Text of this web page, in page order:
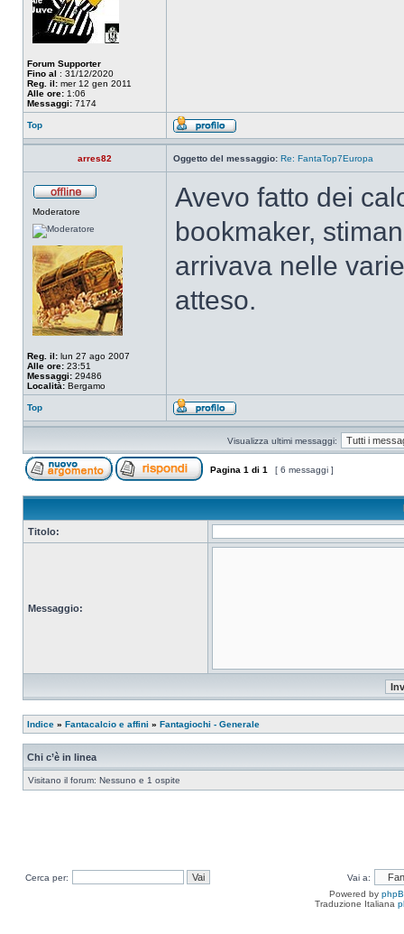
Forum Supporter
Fino al : 31/12/2020
Reg. il: mer 12 gen 2011
Alle ore: 1:06
Messaggi: 7174
Top
arres82 Oggetto del messaggio: Re: FantaTop7Europa
Moderatore
Reg. il: lun 27 ago 2007
Alle ore: 23:51
Messaggi: 29486
Località: Bergamo
Avevo fatto dei
bookmaker,
arrivava nelle
atteso.
Top
Visualizza ultimi messaggi:
Pagina 1 di 1 [ 6 messaggi ]
Titolo:
Messaggio:
Indice » Fantacalcio e affini » Fantagiochi - Generale
Chi c’è in linea
Visitano il forum: Nessuno e 1 ospite
Cerca per:
Vai a:
Powered by
Traduzione Italiana